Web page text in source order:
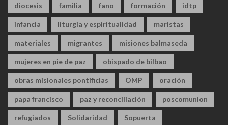
diocesis familia fano formación idtp
infancia liturgia y espiritualidad maristas
materiales migrantes misiones balmaseda
mujeres en pie de paz obispado de bilbao
obras misionales pontificias OMP oración
papa francisco paz y reconciliación poscomunion
refugiados Solidaridad Sopuerta